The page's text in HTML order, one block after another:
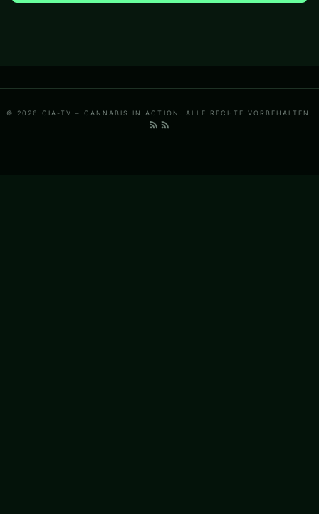
© 2026 CIA-TV – CANNABIS IN ACTION. ALLE RECHTE VORBEHALTEN.